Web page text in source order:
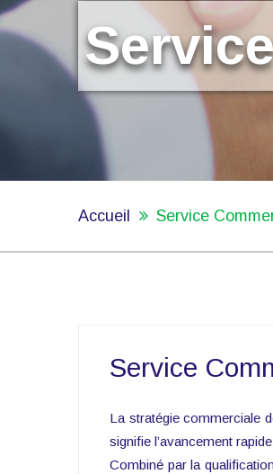
Accueil Service
Service
La stratégie commerciale
signifie l’avancement
Combiné par la